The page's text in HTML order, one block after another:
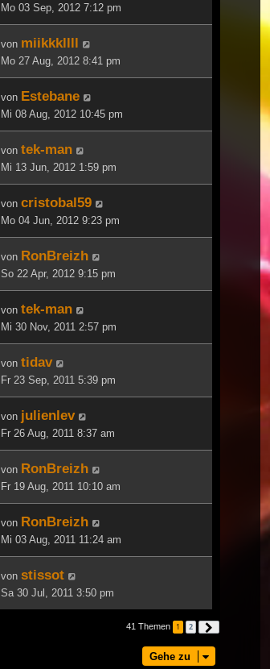
Mo 03 Sep, 2012 7:12 pm
von miikkkllll
Mo 27 Aug, 2012 8:41 pm
von Estebane
Mi 08 Aug, 2012 10:45 pm
von tek-man
Mi 13 Jun, 2012 1:59 pm
von cristobal59
Mo 04 Jun, 2012 9:23 pm
von RonBreizh
So 22 Apr, 2012 9:15 pm
von tek-man
Mi 30 Nov, 2011 2:57 pm
von tidav
Fr 23 Sep, 2011 5:39 pm
von julienlev
Fr 26 Aug, 2011 8:37 am
von RonBreizh
Fr 19 Aug, 2011 10:10 am
von RonBreizh
Mi 03 Aug, 2011 11:24 am
von stissot
Sa 30 Jul, 2011 3:50 pm
41 Themen 1 2
Gehe zu